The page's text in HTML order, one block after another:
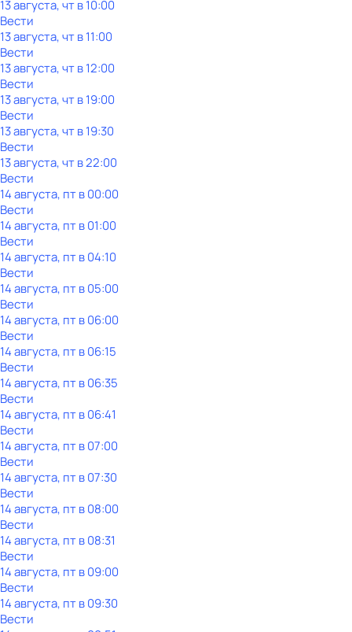
13 августа, чт в 10:00
Вести
13 августа, чт в 11:00
Вести
13 августа, чт в 12:00
Вести
13 августа, чт в 19:00
Вести
13 августа, чт в 19:30
Вести
13 августа, чт в 22:00
Вести
14 августа, пт в 00:00
Вести
14 августа, пт в 01:00
Вести
14 августа, пт в 04:10
Вести
14 августа, пт в 05:00
Вести
14 августа, пт в 06:00
Вести
14 августа, пт в 06:15
Вести
14 августа, пт в 06:35
Вести
14 августа, пт в 06:41
Вести
14 августа, пт в 07:00
Вести
14 августа, пт в 07:30
Вести
14 августа, пт в 08:00
Вести
14 августа, пт в 08:31
Вести
14 августа, пт в 09:00
Вести
14 августа, пт в 09:30
Вести